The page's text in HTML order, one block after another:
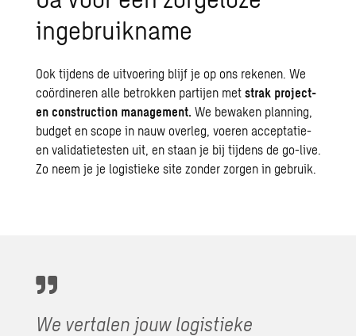
ingebruikname
Ook tijdens de uitvoering blijf je op ons rekenen. We
coördineren alle betrokken partijen metstrak project-
en construction management. We bewaken planning,
budget en scope in nauw overleg, voeren acceptatie-
en validatietesten uit, en staan je bij tijdens de go-live.
Zo neem je je logistieke site zonder zorgen in gebruik.
We vertalen jouw logistieke